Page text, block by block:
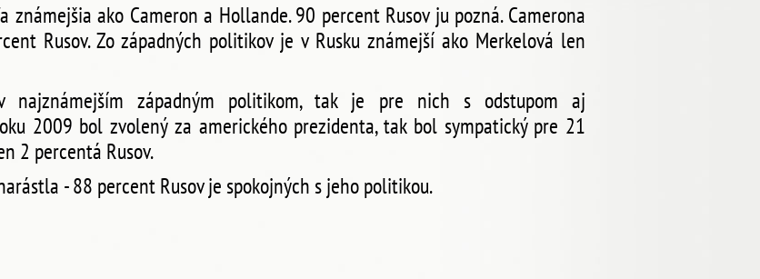
ako Cameron a Hollande. 90 percent Rusov ju pozná. Camerona
Rusov. Zo západných politikov je v Rusku známejší ako Merkelová len
západným politikom, tak je pre nich s odstupom aj
2009 bol zvolený za amerického prezidenta, tak bol sympatický pre 21
2 percentá Rusov.
- 88 percent Rusov je spokojných s jeho politikou.